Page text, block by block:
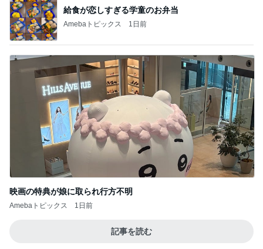
映画の特典が娘に取られ行方不明
Amebaトピックス 1日前
記事を読む
Amebaトピックス 14時間前